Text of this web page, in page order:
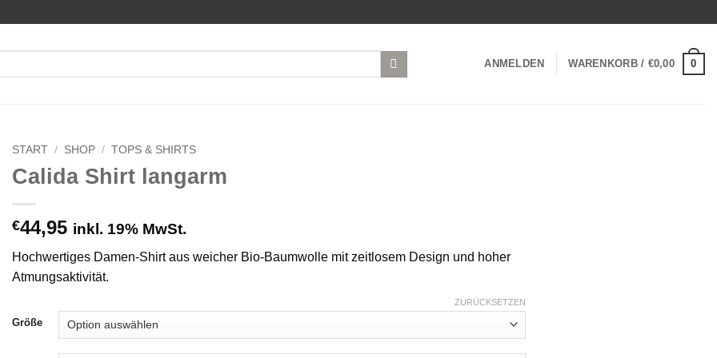
ANMELDEN WARENKORB / €0,00 0
START / SHOP / TOPS & SHIRTS
Calida Shirt langarm
€44,95 inkl. 19% MwSt.
Hochwertiges Damen-Shirt aus weicher Bio-Baumwolle mit zeitlosem Design und hoher
Atmungsaktivität.
Größe
ZURÜCKSETZEN